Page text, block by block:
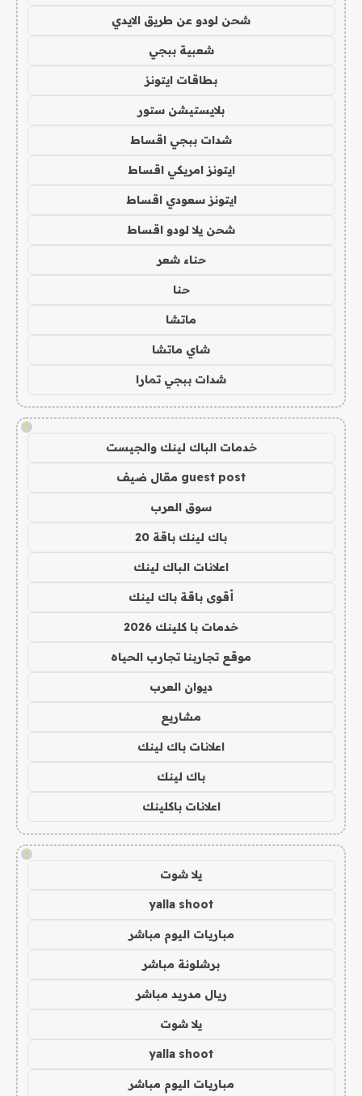
شحن لودو عن طريق الايدي
شعبية ببجي
بطاقات ايتونز
بلايستيشن ستور
شدات ببجي اقساط
ايتونز امريكي اقساط
ايتونز سعودي اقساط
شحن يلا لودو اقساط
حناء شعر
حنا
ماتشا
شاي ماتشا
شدات ببجي تمارا
!
خدمات الباك لينك والجيست
guest post مقال ضيف
سوق العرب
باك لينك باقة 20
اعلانات الباك لينك
أقوى باقة باك لينك
خدمات با كلينك 2026
موقع تجاربنا تجارب الحياه
ديوان العرب
مشاريع
اعلانات باك لينك
باك لينك
اعلانات باكلينك
!
يلا شوت
yalla shoot
مباريات اليوم مباشر
برشلونة مباشر
ريال مدريد مباشر
يلا شوت
yalla shoot
مباريات اليوم مباشر